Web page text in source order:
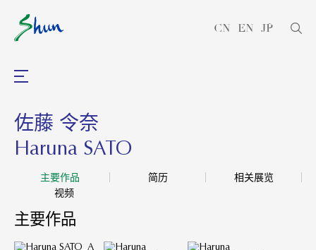
CN EN JP
佐藤 令奈
Haruna SATO
主要作品 简历
相关展览
视频
主要作品